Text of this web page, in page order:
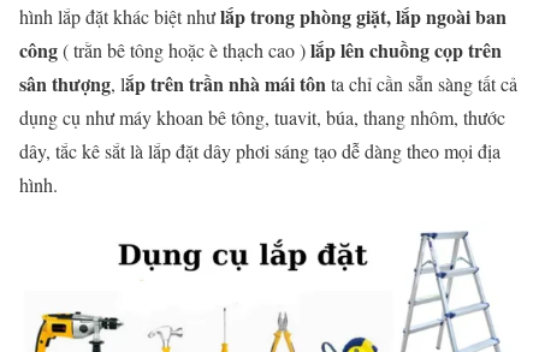
hình lắp đặt khác biệt nhưlắp trong phòng giặt, lắp ngoài ban
công( trằn bê tông hoặc è thạch cao )lắp lên chuồng cọp trên
sân thượng, lắp trên trần nhà mái tônta chỉ cần sẵn sàng tất cả
dụng cụ như máy khoan bê tông, tuavit, búa, thang nhôm, thước
dây, tắc kê sắt là lắp đặt dây phơi sáng tạo dễ dàng theo mọi địa
hình.